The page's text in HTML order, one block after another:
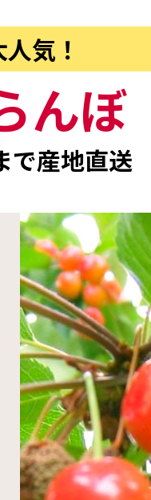
気！
んぼ
で産地直送